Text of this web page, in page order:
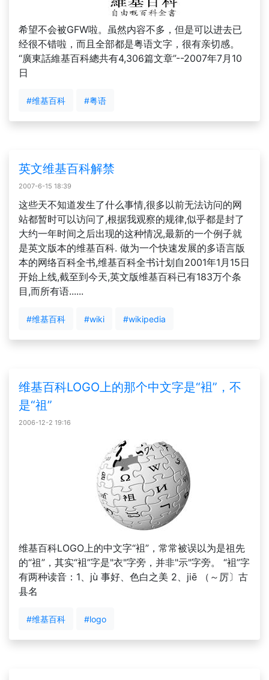
希望不会被GFW啦。虽然内容不多，但是可以进去已
经很不错啦，而且全部都是粤语文字，很有亲切感。
“廣東話維基百科總共有4,306篇文章”--2007年7月10
日
#维基百科 #粤语
英文维基百科解禁
2007-6-15 18:39
这些天不知道发生了什么事情,很多以前无法访问的网
站都暂时可以访问了,根据我观察的规律,似乎都是封了
大约一年时间之后出现的这种情况,最新的一个例子就
是英文版本的维基百科. 做为一个快速发展的多语言版
本的网络百科全书,维基百科全书计划自2001年1月15日
开始上线,截至到今天,英文版维基百科已有183万个条
目,而所有语......
#维基百科 #wiki #wikipedia
维基百科LOGO上的那个中文字是“袓”，不
是“祖”
2006-12-2 19:16
维基百科LOGO上的中文字“袓”，常常被误以为是祖先
的“祖”，其实“袓”字是"衣"字旁，并非"示"字旁。 “袓”字
有两种读音：1、jù 事好、色白之美 2、jiē （～厉〕古
县名
#维基百科 #logo